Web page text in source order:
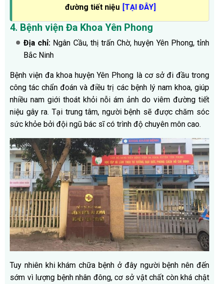
đường tiết niệu [TẠI ĐÂY]
4. Bệnh viện Đa Khoa Yên Phong
Địa chỉ: Ngân Cầu, thị trấn Chờ, huyện Yên Phong, tỉnh
Bắc Ninh
Bệnh viện đa khoa huyện Yên Phong là cơ sở đi đầu trong
công tác chẩn đoán và điều trị các bệnh lý nam khoa, giúp
nhiều nam giới thoát khỏi nỗi ám ảnh do viêm đường tiết
niệu gây ra. Tại trung tâm, người bệnh sẽ được chăm sóc
sức khỏe bởi đội ngũ bác sĩ có trình độ chuyên môn cao.
Tuy nhiên khi khám chữa bệnh ở đây người bệnh nên đến
sớm vì lượng bệnh nhân đông, cơ sở vật chất còn khá chật